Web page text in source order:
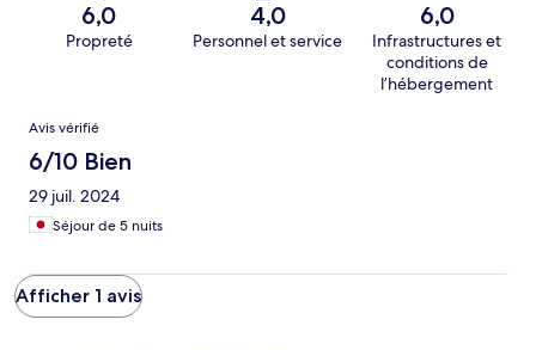
6,0
Propreté
4,0
Personnel et service
6,0
Infrastructures et
conditions de
l’hébergement
Avis
Avis vérifié
6/10 Bien
29 juil. 2024
Séjour de 5 nuits
Afficher 1 avis